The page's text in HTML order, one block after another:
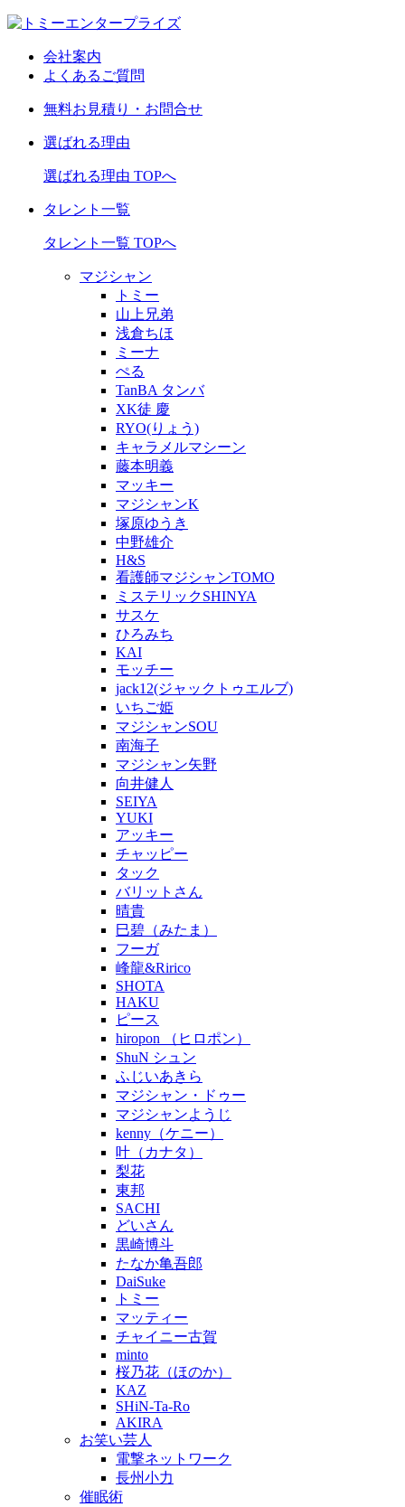
会社案内
よくあるご質問
無料お見積り・お問合せ
選ばれる理由
選ばれる理由 TOPへ
タレント一覧
タレント一覧 TOPへ
マジシャン
トミー
山上兄弟
浅倉ちほ
ミーナ
ぺる
TanBA タンバ
XK徒 慶
RYO(りょう)
キャラメルマシーン
藤本明義
マッキー
マジシャンK
塚原ゆうき
中野雄介
H&S
看護師マジシャンTOMO
ミステリックSHINYA
サスケ
ひろみち
KAI
モッチー
jack12(ジャックトゥエルブ)
いちご姫
マジシャンSOU
南海子
マジシャン矢野
向井健人
SEIYA
YUKI
アッキー
チャッピー
タック
バリットさん
晴貴
巳碧（みたま）
フーガ
峰龍&Ririco
SHOTA
HAKU
ピース
hiropon （ヒロポン）
ShuN シュン
ふじいあきら
マジシャン・ドゥー
マジシャンようじ
kenny（ケニー）
叶（カナタ）
梨花
東邦
SACHI
どいさん
黒崎博斗
たなか亀吾郎
DaiSuke
トミー
マッティー
チャイニー古賀
minto
桜乃花（ほのか）
KAZ
SHiN-Ta-Ro
AKIRA
お笑い芸人
電撃ネットワーク
長州小力
催眠術